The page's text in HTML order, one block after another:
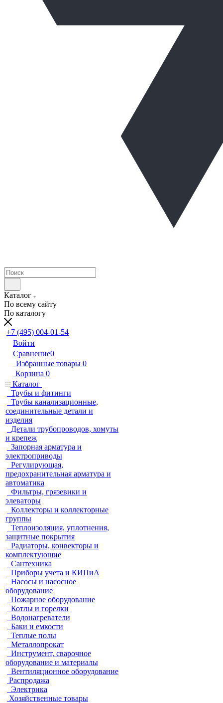
Каталог
По всему сайту
По каталогу
+7 (495) 004-01-54
Войти
Сравнение0
Избранные товары 0
Корзина 0
Каталог
Трубы и фитинги
Трубы канализационные,
соединительные детали и
изделия
Детали трубопроводов, хомуты
и крепеж
Запорная арматура и
электроприводы
Регулирующая,
предохранительная арматура и
автоматика
Фильтры, грязевики и
элеваторы
Коллекторы и коллекторные
группы
Теплоизоляция, уплотнения,
защитные покрытия
Радиаторы, конвекторы и
комплектующие
Сантехника
Приборы учета и КИПиА
Насосы и насосное
оборудование
Пожарное оборудование
Котлы и горелки
Водонагреватели
Баки и емкости
Теплые полы
Металлопрокат
Инструмент, сварочное
оборудование и материалы
Вентиляционное оборудование
Распродажа
Электрика
Хозяйственные товары